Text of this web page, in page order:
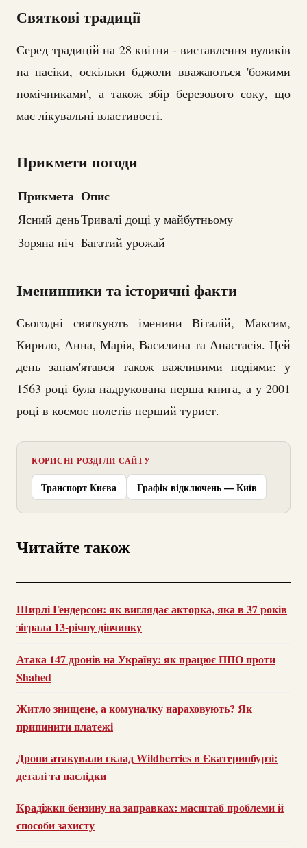
Святкові традиції
Серед традицій на 28 квітня - виставлення вуликів
на пасіки, оскільки бджоли вважаються 'божими
помічниками', а також збір березового соку, що
має лікувальні властивості.
Прикмети погоди
Прикмета Опис
Ясний деньТривалі дощі у майбутньому
Зоряна ніч Багатий урожай
Іменинники та історичні факти
Сьогодні святкують іменини Віталій, Максим,
Кирило, Анна, Марія, Василина та Анастасія. Цей
день запам'ятався також важливими подіями: у
1563 році була надрукована перша книга, а у 2001
році в космос полетів перший турист.
КОРИСНІ РОЗДІЛИ САЙТУ
Транспорт Києва Графік відключень — Київ
Читайте також
Ширлі Гендерсон: як виглядає акторка, яка в 37 років
зіграла 13-річну дівчинку
Атака 147 дронів на Україну: як працює ППО проти
Shahed
Житло знищене, а комуналку нараховують? Як
припинити платежі
Дрони атакували склад Wildberries в Єкатеринбурзі:
деталі та наслідки
Крадіжки бензину на заправках: масштаб проблеми й
способи захисту